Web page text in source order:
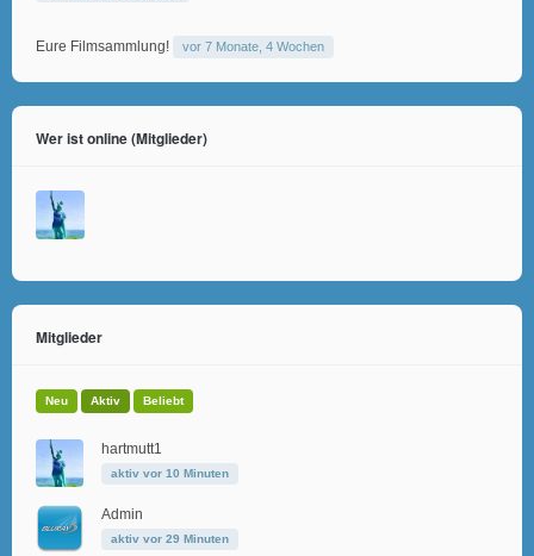
Eure Filmsammlung! vor 7 Monate, 4 Wochen
Wer ist online (Mitglieder)
Mitglieder
Neu Aktiv Beliebt
hartmutt1
aktiv vor 10 Minuten
Admin
aktiv vor 29 Minuten